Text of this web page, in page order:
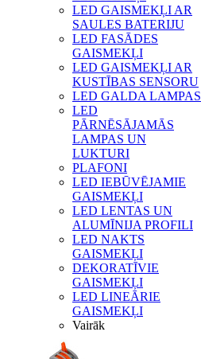
LED GAISMEKĻI AR
SAULES BATERIJU
LED FASĀDES
GAISMEKĻI
LED GAISMEKĻI AR
KUSTĪBAS SENSORU
LED GALDA LAMPAS
LED
PĀRNĒSĀJAMĀS
LAMPAS UN
LUKTURI
PLAFONI
LED IEBŪVĒJAMIE
GAISMEKĻI
LED LENTAS UN
ALUMĪNIJA PROFILI
LED NAKTS
GAISMEKĻI
DEKORATĪVIE
GAISMEKĻI
LED LINEĀRIE
GAISMEKĻI
Vairāk